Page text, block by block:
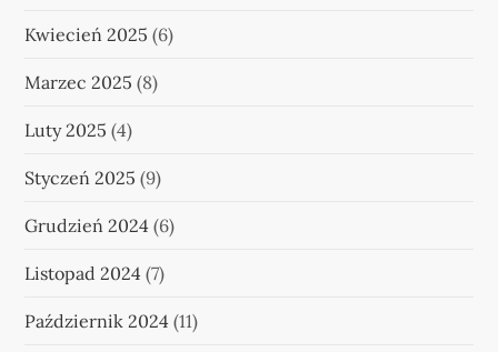
Kwiecień 2025 (6)
Marzec 2025 (8)
Luty 2025 (4)
Styczeń 2025 (9)
Grudzień 2024 (6)
Listopad 2024 (7)
Październik 2024 (11)